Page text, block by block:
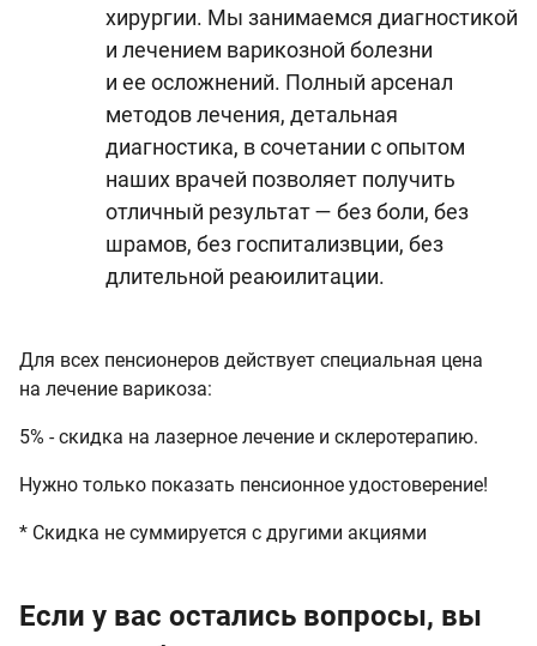
хирургии. Мы занимаемся диагностикой
и лечением варикозной болезни
и ее осложнений. Полный арсенал
методов лечения, детальная
диагностика, в сочетании с опытом
наших врачей позволяет получить
отличный результат — без боли, без
шрамов, без госпитализвции, без
длительной реаюилитации.
Для всех пенсионеров действует специальная цена
на лечение варикоза:
5% - скидка на лазерное лечение и склеротерапию.
Нужно только показать пенсионное удостоверение!
* Скидка не суммируется с другими акциями
Если у вас остались вопросы, вы